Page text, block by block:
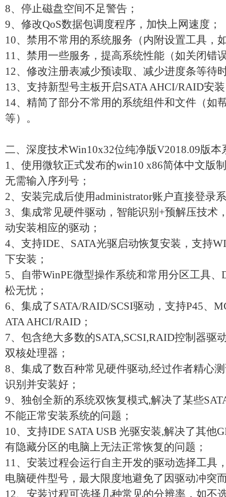
8、停止磁盘空间不足警告；
9、修改QoS数据包调度程序，加快上网速度；
10、禁用不常用的系统服务（内附设置工具，
11、禁用一些服务，提高系统性能（如关闭错
12、修改注册表减少预读取、减少进度条等待
13、支持新型号主板开启SATA AHCI/RAID安
14、精简了部分不常用的系统组件和文件（如
等）。
二、深度技术Win10x32位纯净版V2018.09版本
1、使用微软正式发布的win10 x86简体中文版
无需输入序列号；
2、安装完成后使用administrator账户直接登录
3、集成常见硬件驱动，智能识别+预解压技术
动安装相应的驱动；
4、支持IDE、SATA光驱启动恢复安装，支持
下安装；
5、自带WinPE微型操作系统和常用分区工具
松无忧；
6、集成了SATA/RAID/SCSI驱动，支持P45、
ATA AHCI/RAID；
7、包含绝大多数的SATA,SCSI,RAID控制器驱
双核处理器；
8、集成了数百种常见硬件驱动,经过作者精心
识别并安装好；
9、独创全新的系统双恢复模式,解决了某些
不能正常安装系统的问题；
10、支持IDE SATA USB 光驱安装,解决了其他
有隐藏分区的电脑上无法正常恢复的问题；
11、安装过程会运行自主开发的驱动选择工具
电脑硬件型号，最大限度地避免了因驱动冲突
12、安装过程可选择几种常见的分辨率，如不